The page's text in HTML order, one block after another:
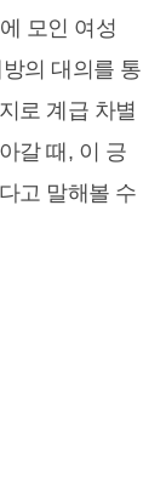
모인 여성
의 대의를 통
로 계급 차별
갈 때, 이 긍
고 말해볼 수